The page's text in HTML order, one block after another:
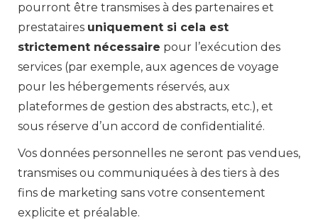
pourront être transmises à des partenaires et
prestataires uniquement si cela est
strictement nécessaire pour l’exécution des
services (par exemple, aux agences de voyage
pour les hébergements réservés, aux
plateformes de gestion des abstracts, etc.), et
sous réserve d’un accord de confidentialité.
Vos données personnelles ne seront pas vendues,
transmises ou communiquées à des tiers à des
fins de marketing sans votre consentement
explicite et préalable.